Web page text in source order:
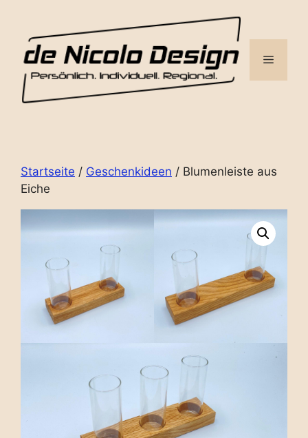
springen
Menü
Startseite / Geschenkideen / Blumenleiste aus
Eiche